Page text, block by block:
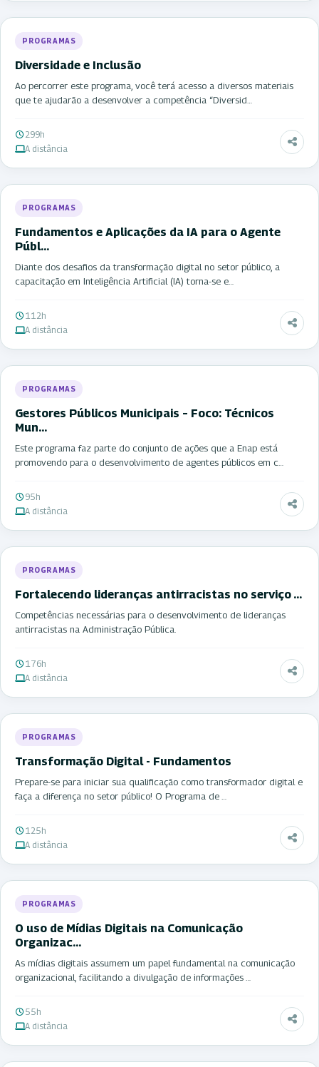
PROGRAMAS
Diversidade e Inclusão
Ao percorrer este programa, você terá acesso a diversos materiais
que te ajudarão a desenvolver a competência “Diversid…
299h
A distância
PROGRAMAS
Fundamentos e Aplicações da IA para o Agente
Públ…
Diante dos desafios da transformação digital no setor público, a
capacitação em Inteligência Artificial (IA) torna-se e…
112h
A distância
PROGRAMAS
Gestores Públicos Municipais – Foco: Técnicos
Mun…
Este programa faz parte do conjunto de ações que a Enap está
promovendo para o desenvolvimento de agentes públicos em c…
95h
A distância
PROGRAMAS
Fortalecendo lideranças antirracistas no serviço …
Competências necessárias para o desenvolvimento de lideranças
antirracistas na Administração Pública.
176h
A distância
PROGRAMAS
Transformação Digital - Fundamentos
Prepare-se para iniciar sua qualificação como transformador digital e
faça a diferença no setor público! O Programa de …
125h
A distância
PROGRAMAS
O uso de Mídias Digitais na Comunicação
Organizac…
As mídias digitais assumem um papel fundamental na comunicação
organizacional, facilitando a divulgação de informações …
55h
A distância